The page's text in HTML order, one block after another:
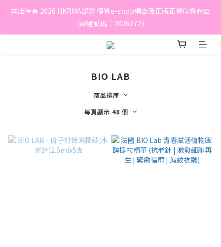
本店持有 2026 HKRMA認證 優質e-shop網店及正版正貨信譽商店
(認證號碼：2026272)
BIO LAB
商品排序
每頁顯示 48 個